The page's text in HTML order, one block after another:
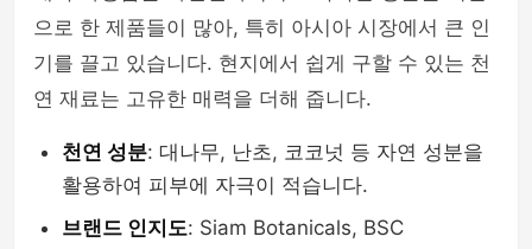
으로 한 제품들이 많아, 특히 아시아 시장에서 큰 인
기를 끌고 있습니다. 현지에서 쉽게 구할 수 있는 천
연 재료는 고유한 매력을 더해 줍니다.
천연 성분: 대나무, 난초, 코코넛 등 자연 성분을
활용하여 피부에 자극이 적습니다.
브랜드 인지도: Siam Botanicals, BSC